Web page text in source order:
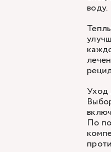
воду.
Уход
По